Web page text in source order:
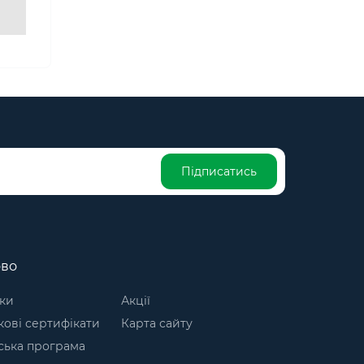
Підписатись
сертифікати
програма
Акції
Карта сайту